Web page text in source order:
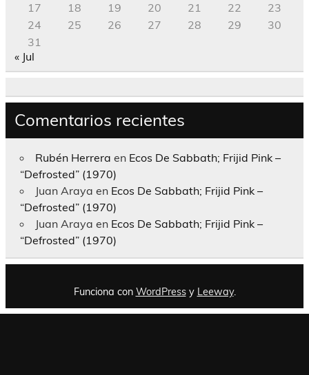
17
18 19 20 21 22
23
24
25 26 27 28 29
30
31
« Jul
Comentarios recientes
Rubén Herrera en Ecos De Sabbath; Frijid Pink –
“Defrosted” (1970)
Juan Araya en Ecos De Sabbath; Frijid Pink –
“Defrosted” (1970)
Juan Araya en Ecos De Sabbath; Frijid Pink –
“Defrosted” (1970)
Funciona con WordPressy Leeway.